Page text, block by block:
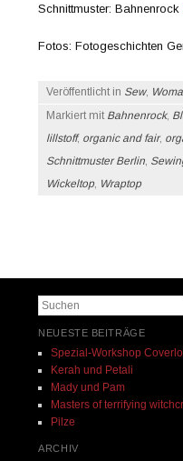
Schnittmuster: Bahnenrock
Fotos: Fotogeschichten
Veröffentlicht in Sew,
Markiert mit Bahnenrock,
lillstoff, organic and fair,
Schnittmuster Berlin,
Wickeltop, Wraptop
Suchen
NEUESTE BEITRÄGE
Spezial-Workshop
Kerah und Petali
Mady und Pam
Masters of terrifying
Pilze
ARCHIV